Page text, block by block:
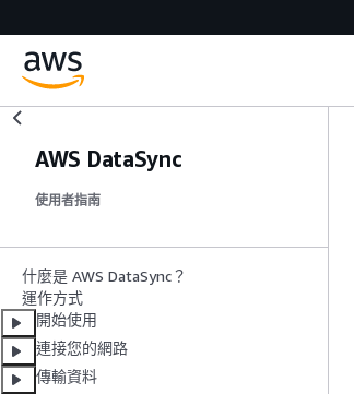
AWS DataSync
使用者指南
什麼是 AWS DataSync？
運作方式
開始使用
連接您的網路
傳輸資料